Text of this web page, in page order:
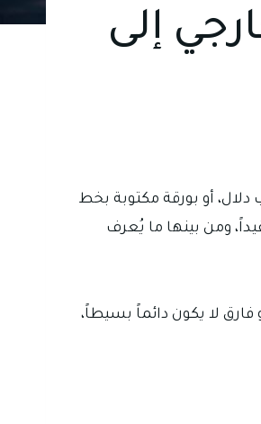
إلى
دلال، أو بورقة مكتوبة بخط
ومن بينها ما يُعرف
فارق لا يكون دائماً بسيطاً،